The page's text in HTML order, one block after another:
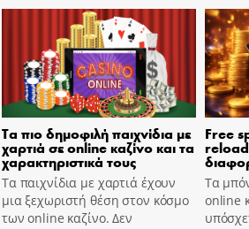
Τα πιο δημοφιλή παιχνίδια με
χαρτιά σε online καζίνο και τα
χαρακτηριστικά τους
Τα παιχνίδια με χαρτιά έχουν
μια ξεχωριστή θέση στον κόσμο
των online καζίνο. Δεν
Free
Τα
online